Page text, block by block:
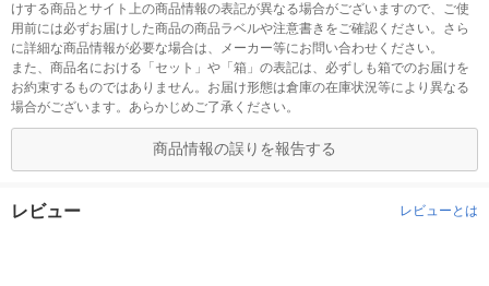
けする商品とサイト上の商品情報の表記が異なる場合がございますので、ご使
用前には必ずお届けした商品の商品ラベルや注意書きをご確認ください。さら
に詳細な商品情報が必要な場合は、メーカー等にお問い合わせください。
また、商品名における「セット」や「箱」の表記は、必ずしも箱でのお届けを
お約束するものではありません。お届け形態は倉庫の在庫状況等により異なる
場合がございます。あらかじめご了承ください。
商品情報の誤りを報告する
レビュー レビューとは